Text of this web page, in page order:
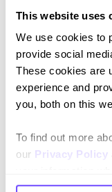
This website uses
We use cookies to
provide social
These cookies are
experience and
you, both on this
To find out more
our Privacy Policy
comply with your
Suscríbete a
Mantente al día